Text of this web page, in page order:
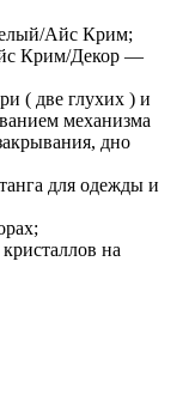
Айс Крим;
Крим/Декор —
( две глухих ) и
механизма
дно
для одежды и
на